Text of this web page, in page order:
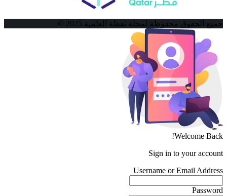
جميع الحقوق محفوظة لمجلة نقطة العلمية 2025 ©
Welcome Back!
Sign in to your account
Username or Email Address
Password